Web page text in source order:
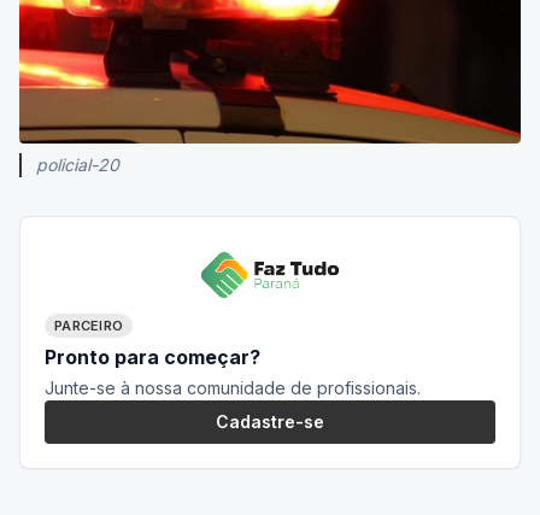
policial-20
Pronto para começar?
Junte-se à nossa comunidade de profissionais.